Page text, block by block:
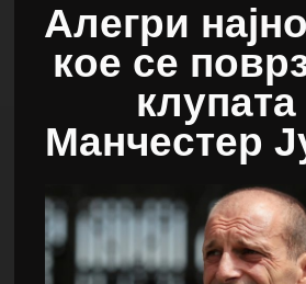
Алегри
кое се
Манчестер